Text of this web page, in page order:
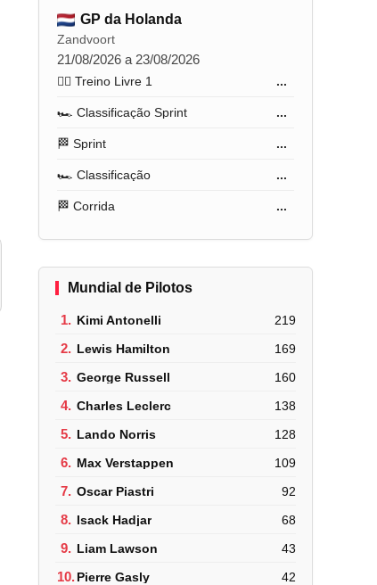
GP da Holanda
Zandvoort
21/08/2026 a 23/08/2026
🏋️‍♂️ Treino Livre 1 ...
🏎️ Classificação Sprint ...
🏁 Sprint ...
🏎️ Classificação ...
🏁 Corrida ...
Mundial de Pilotos
1. Kimi Antonelli 219
2. Lewis Hamilton 169
3. George Russell 160
4. Charles Leclerc 138
5. Lando Norris 128
6. Max Verstappen 109
7. Oscar Piastri 92
8. Isack Hadjar 68
9. Liam Lawson 43
10.Pierre Gasly 42